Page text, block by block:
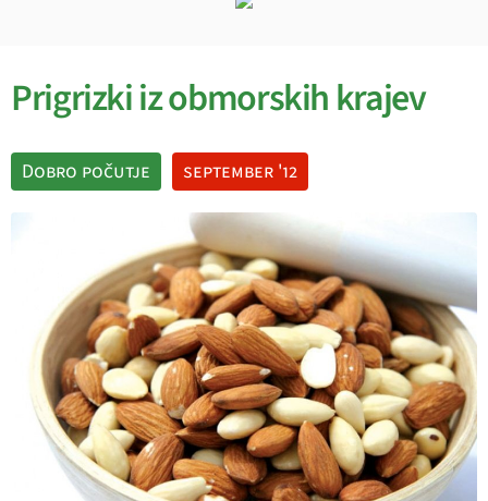
Prigrizki iz obmorskih krajev
Dobro počutje september '12